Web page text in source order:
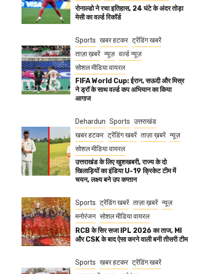
रोनाल्डो ने रचा इतिहास, 24 घंटे के अंदर तोड़ा
मेसी का वर्ल्ड रिकॉर्ड
Sports खबर हटकर ट्रेंडिंग खबरें
ताज़ा ख़बरें न्यूज़ वर्ल्ड न्यूज़
सोशल मीडिया वायरल
FIFA World Cup: ईरान, सऊदी और मिस्र
ने ड्रॉ के साथ वर्ल्ड कप अभियान का किया
आगाज
Dehardun Sports उत्तराखंड
खबर हटकर ट्रेंडिंग खबरें ताज़ा ख़बरें न्यूज़
सोशल मीडिया वायरल
उत्तराखंड के लिए खुशखबरी, राज्य के दो
खिलाड़ियों का इंडिया U-19 क्रिकेट टीम में
चयन, लक्ष्य बने उप कप्तान
Sports ट्रेंडिंग खबरें ताज़ा ख़बरें न्यूज़
मनोरंजन सोशल मीडिया वायरल
RCB के सिर सजा IPL 2026 का ताज, MI
और CSK के बाद ऐसा करने वाली बनी तीसरी टीम
Sports खबर हटकर ट्रेंडिंग खबरें